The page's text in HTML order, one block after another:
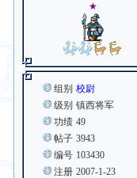
★
组别 校尉
级别 镇西将军
功绩 49
帖子 3943
编号 103430
注册 2007-1-23